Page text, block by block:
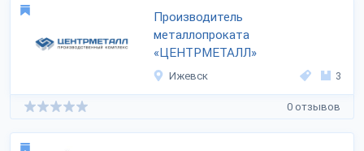
Производитель
металлопроката
«ЦЕНТРМЕТАЛЛ»
Ижевск 3
0 отзывов